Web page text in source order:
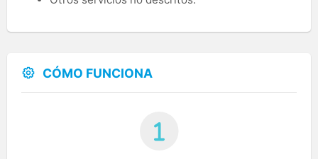
CÓMO FUNCIONA